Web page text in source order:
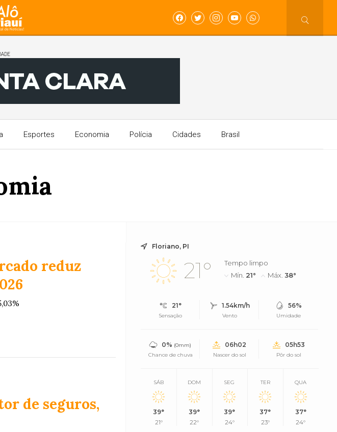
Esportes Economia Polícia Cidades Brasil
reduz
de seguros,
Floriano, PI
21°
Tempo limpo
Mín. 21° Máx.38°
21°
Sensação
1.54km/h
Vento
56%
Umidade
0% (0mm)
Chance de chuva
06h02
Nascer do sol
05h53
Pôr do sol
SÁB
39°
21°
DOM
39°
22°
SEG
39°
24°
TER
37°
23°
QUA
37°
24°